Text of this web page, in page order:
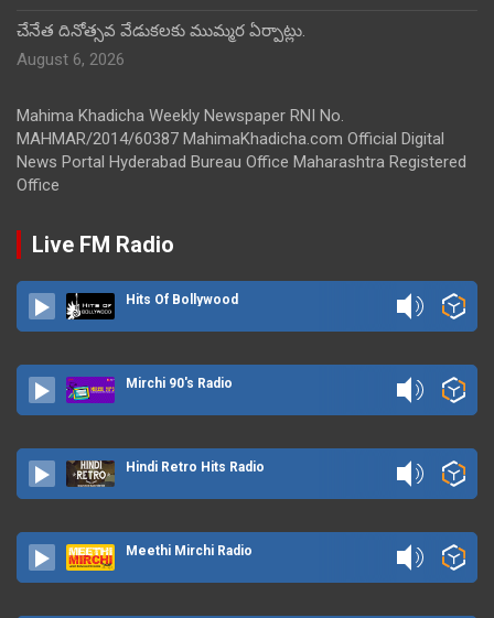
చేనేత దినోత్సవ వేడుకలకు ముమ్మర ఏర్పాట్లు.
August 6, 2026
Mahima Khadicha Weekly Newspaper RNI No.
MAHMAR/2014/60387 MahimaKhadicha.com Official Digital
News Portal Hyderabad Bureau Office Maharashtra Registered
Office
Live FM Radio
Hits Of Bollywood
Mirchi 90's Radio
Hindi Retro Hits Radio
Meethi Mirchi Radio